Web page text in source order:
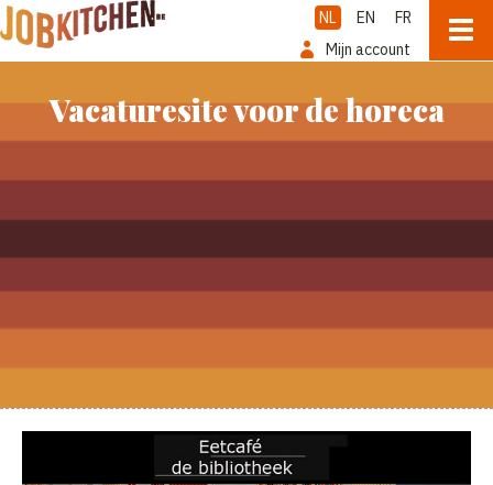
NL EN
FR
Mijn account
Vacaturesite voor de horeca